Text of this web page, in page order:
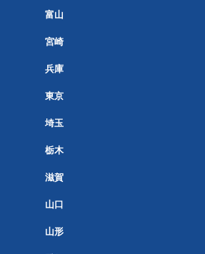
富山
宮崎
兵庫
東京
埼玉
栃木
滋賀
山口
山形